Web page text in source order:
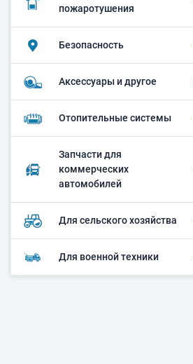
пожаротушения
Безопасность
Аксессуары и другое
Oтопительные системы
Запчасти для
коммерческих
автомобилей
Для сельского хозяйства
Для военной техники